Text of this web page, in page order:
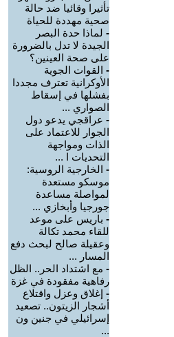
تأثيرا وقائيا ضد حالة
صحية مهددة للحياة
- لماذا حدة البصر
الجيدة لا تدل بالضرورة
على صحة العينين؟
- القوات الجوية
الأوكرانية تعترف مجددا
بفشلها في إسقاط
الصواري ...
- عراقجي يدعو دول
الجوار للاعتماد على
الذات ومواجهة
التحديات ا ...
- الخارجية الروسية:
موسكو مستعدة
لمواصلة مساعدة
جورجيا وأبخازي ...
- باريس على موعد
للقاء محمد تكالة
وعقيلة صالح لبحث دفع
المسار ...
- مع اشتداد الحر.. الظل
رفاهية مفقودة في غزة
- إغلاق وعزل واقتلاع
أشجار الزيتون.. تصعيد
إسرائيلي في جنين ون
...